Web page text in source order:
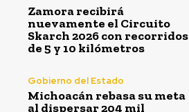
Zamora recibirá
nuevamente el Circuito
Skarch 2026 con recorridos
de 5 y 10 kilómetros
Gobierno del Estado
Michoacán rebasa su meta
al dispersar 204 mil